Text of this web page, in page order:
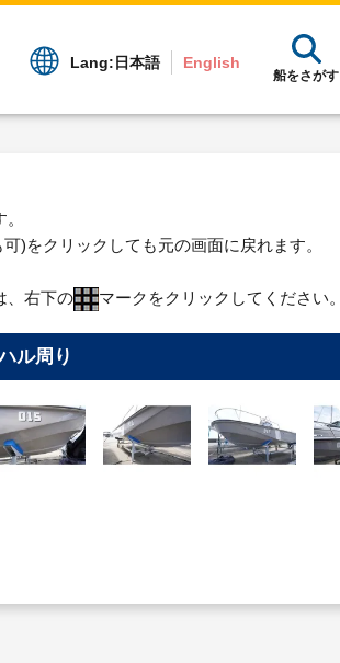
Lang: 日本語 English
船をさがす
)をクリックしても元の画面に戻れます。
、右下の
マークをクリックしてください。
ル周り